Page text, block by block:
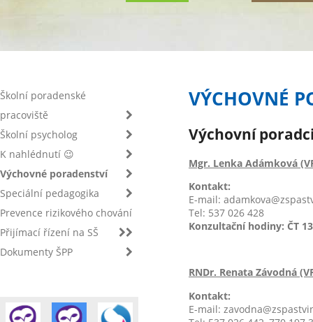
Školní poradenské
pracoviště
Školní psycholog
K nahlédnutí 😉
Výchovné poradenství
Speciální pedagogika
Prevence rizikového chování
Přijímací řízení na SŠ
Dokumenty ŠPP
VÝCHOVNÉ
Výchovní
Mgr. Lenka Adámková
Kontakt:
E-mail:
Tel: 537 026 428
Konzultační hodiny: ČT
RNDr. Renata Závodná
Kontakt:
E-mail: